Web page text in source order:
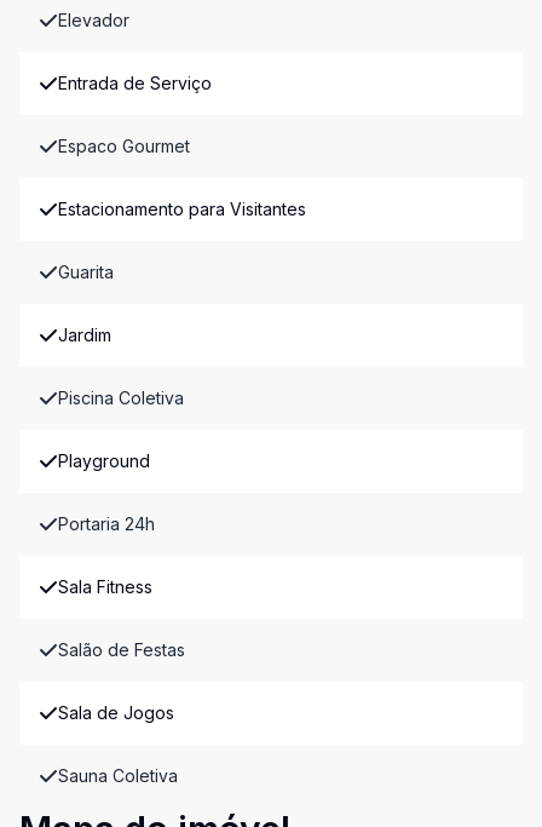
Elevador
Entrada de Serviço
Espaco Gourmet
Estacionamento para Visitantes
Guarita
Jardim
Piscina Coletiva
Playground
Portaria 24h
Sala Fitness
Salão de Festas
Sala de Jogos
Sauna Coletiva